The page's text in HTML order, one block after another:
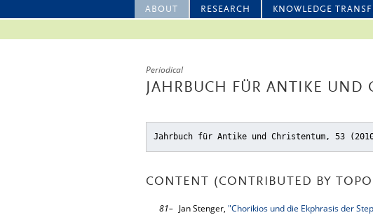
ABOUT RESEARCH KNOWLEDGE
Periodical
JAHRBUCH FÜR ANTIKE UND
Jahrbuch für Antike und Christentum, 53
CONTENT (CONTRIBUTED BY
81– Jan Stenger, "Chorikios und die Ekphrasis der